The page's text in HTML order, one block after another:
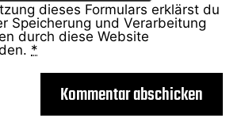
dieses Formulars erklärst du
Speicherung und Verarbeitung
durch diese Website
*